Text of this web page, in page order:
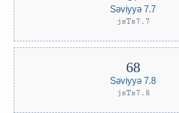
Səviyyə 7.7
jsTs7.7
Səviyyə 7.8
jsTs7.8